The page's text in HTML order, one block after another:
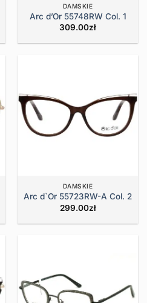
DAMSKIE
Arc d’Or 55748RW Col. 1
309.00zł
DAMSKIE
Arc d`Or 55723RW-A Col. 2
299.00zł